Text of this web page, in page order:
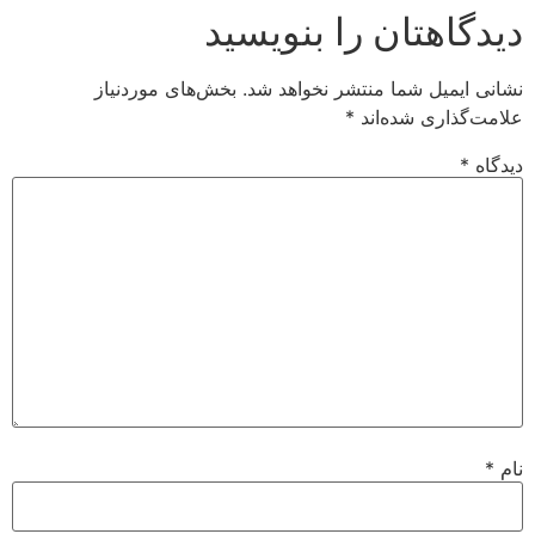
دیدگاهتان را بنویسید
نشانی ایمیل شما منتشر نخواهد شد. بخش‌های موردنیاز
علامت‌گذاری شده‌اند *
دیدگاه *
نام *